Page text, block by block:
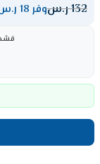
132ر.سوفر 18 ر.س